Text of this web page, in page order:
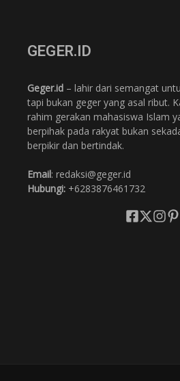
GEGER.ID
Geger.id – lahir dari semangat
tapi bukan geger yang asal ribut.
rahim gerakan mahasiswa Islam
berpihak pada rakyat bukan
berpikir dan bertindak.
Email: redaksi@geger.id
Hubungi: +6283876461732